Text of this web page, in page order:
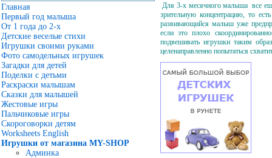
Главная
Первый год малыша
От 1 года до 2-х
Детские веселые стихи
Игрушки своими руками
Фото самодельных игрушек
Загадки для детей
Поделки с детьми
Раскраски малышам
Сказки для малышей
Жестовые игры
Пальчиковые игры
Скороговорки детям
Worksheets English
Игрушки от магазина MY-SHOP
Админка
Для 3-х месячного малыша все
зрительную концентрацию, то
развивающийся малыш уже
если это плохо
подвешивать игрушки таким
целенаправленно попытаться